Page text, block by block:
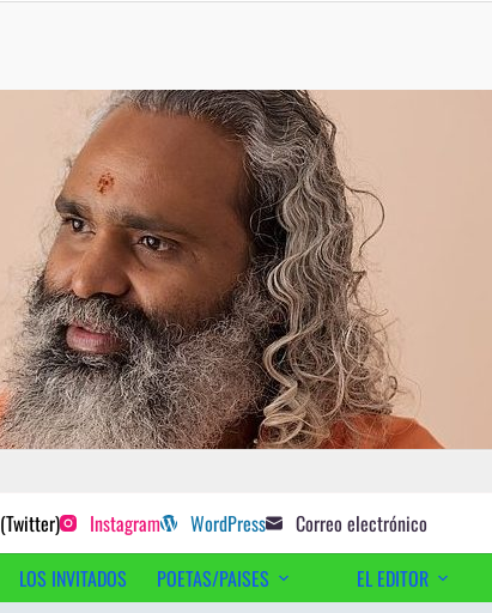
sugeridos Instagram WordPress Correo electrónico
LOS INVITADOS POETAS/PAISES EL EDITOR